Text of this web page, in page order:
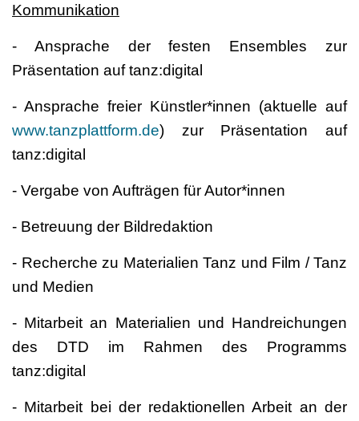
Kommunikation
- Ansprache der festen Ensembles zur
Präsentation auf tanz:digital
- Ansprache freier Künstler*innen (aktuelle auf
www.tanzplattform.de) zur Präsentation auf
tanz:digital
- Vergabe von Aufträgen für Autor*innen
- Betreuung der Bildredaktion
- Recherche zu Materialien Tanz und Film / Tanz
und Medien
- Mitarbeit an Materialien und Handreichungen
des DTD im Rahmen des Programms
tanz:digital
- Mitarbeit bei der redaktionellen Arbeit an der